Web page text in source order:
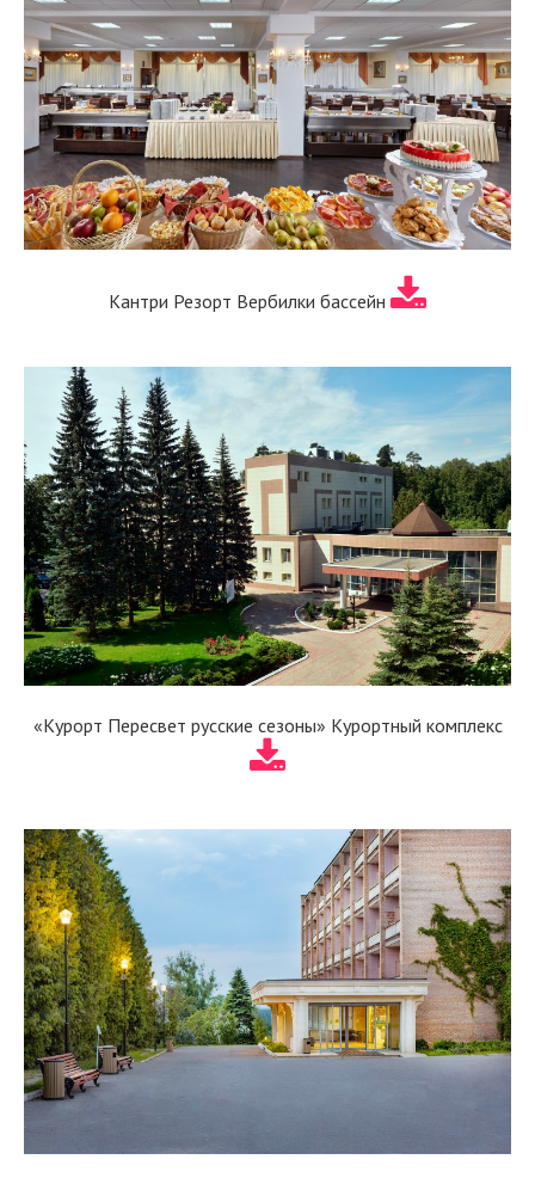
Кантри Резорт Вербилки бассейн
«Курорт Пересвет русские сезоны» Курортный комплекс